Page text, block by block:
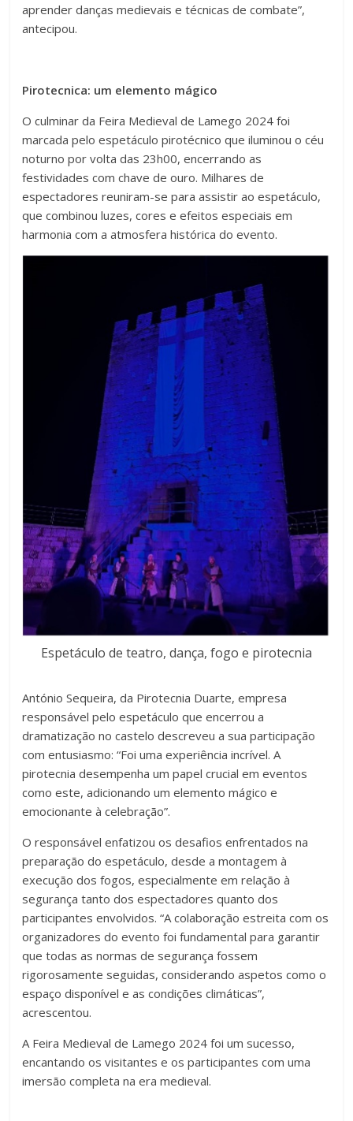
aprender danças medievais e técnicas de combate”,
antecipou.
Pirotecnica: um elemento mágico
O culminar da Feira Medieval de Lamego 2024 foi
marcada pelo espetáculo pirotécnico que iluminou o céu
noturno por volta das 23h00, encerrando as
festividades com chave de ouro. Milhares de
espectadores reuniram-se para assistir ao espetáculo,
que combinou luzes, cores e efeitos especiais em
harmonia com a atmosfera histórica do evento.
Espetáculo de teatro, dança, fogo e pirotecnia
António Sequeira, da Pirotecnia Duarte, empresa
responsável pelo espetáculo que encerrou a
dramatização no castelo descreveu a sua participação
com entusiasmo: “Foi uma experiência incrível. A
pirotecnia desempenha um papel crucial em eventos
como este, adicionando um elemento mágico e
emocionante à celebração”.
O responsável enfatizou os desafios enfrentados na
preparação do espetáculo, desde a montagem à
execução dos fogos, especialmente em relação à
segurança tanto dos espectadores quanto dos
participantes envolvidos. “A colaboração estreita com os
organizadores do evento foi fundamental para garantir
que todas as normas de segurança fossem
rigorosamente seguidas, considerando aspetos como o
espaço disponível e as condições climáticas”,
acrescentou.
A Feira Medieval de Lamego 2024 foi um sucesso,
encantando os visitantes e os participantes com uma
imersão completa na era medieval.